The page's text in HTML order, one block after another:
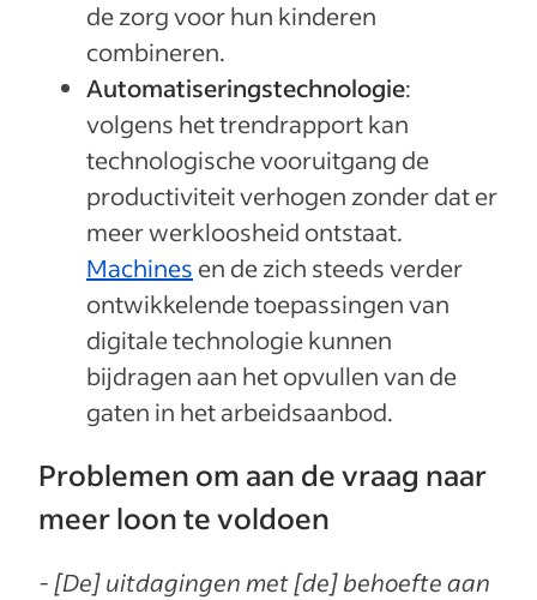
de zorg voor hun kinderen
combineren.
Automatiseringstechnologie:
volgens het trendrapport kan
technologische vooruitgang de
productiviteit verhogen zonder dat er
meer werkloosheid ontstaat.
Machines en de zich steeds verder
ontwikkelende toepassingen van
digitale technologie kunnen
bijdragen aan het opvullen van de
gaten in het arbeidsaanbod.
Problemen om aan de vraag naar
meer loon te voldoen
- [De] uitdagingen met [de] behoefte aan